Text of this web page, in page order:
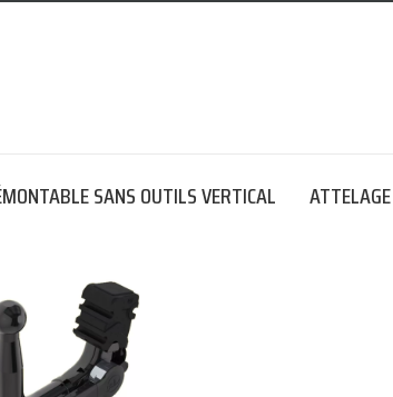
SANS OUTILS VERTICAL